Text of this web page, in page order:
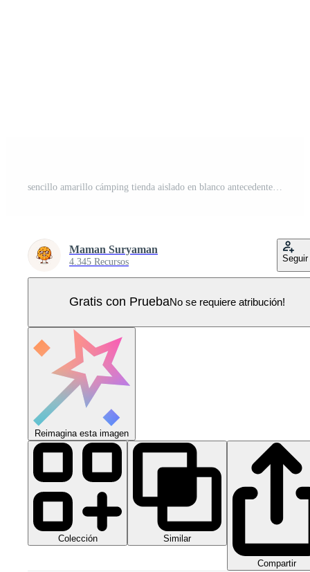
Maman Suryaman
4.345 Recursos Seguir
Gratis con PruebaNo se requiere atribución!
Reimagina esta imagen
Colección Similar
Compartir